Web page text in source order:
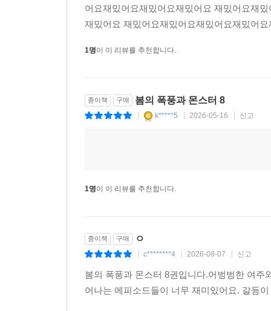
재밌어요재밌어요재밌어요재밌어요재밌어
어요재밌어요재밌어요재밌어요 재밌어요재
종이책 구매 봄의 폭풍과 몬스터 8
종이책 구매 ㅇ
| c********4 | 2026-08-07 | 신고
봄의 폭풍과 몬스터 8권입니다.어벙벙한 여